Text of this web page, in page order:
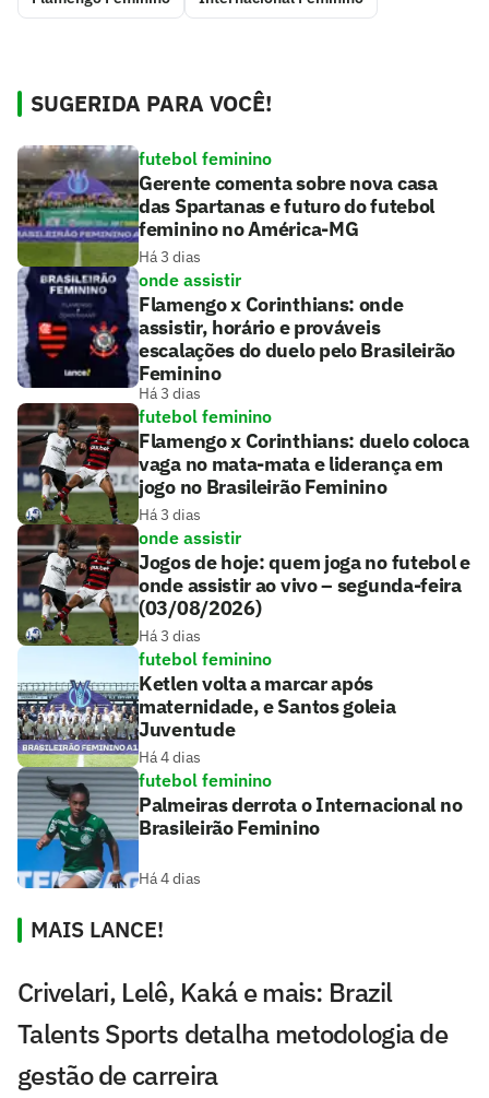
SUGERIDA PARA VOCÊ!
futebol feminino
Gerente comenta sobre nova casa
das Spartanas e futuro do futebol
feminino no América-MG
Há 3 dias
onde assistir
Flamengo x Corinthians: onde
assistir, horário e prováveis
escalações do duelo pelo Brasileirão
Feminino
Há 3 dias
futebol feminino
Flamengo x Corinthians: duelo coloca
vaga no mata-mata e liderança em
jogo no Brasileirão Feminino
Há 3 dias
onde assistir
Jogos de hoje: quem joga no futebol e
onde assistir ao vivo – segunda-feira
(03/08/2026)
Há 3 dias
futebol feminino
Ketlen volta a marcar após
maternidade, e Santos goleia
Juventude
Há 4 dias
futebol feminino
Palmeiras derrota o Internacional no
Brasileirão Feminino
Há 4 dias
MAIS LANCE!
Crivelari, Lelê, Kaká e mais: Brazil
Talents Sports detalha metodologia de
gestão de carreira